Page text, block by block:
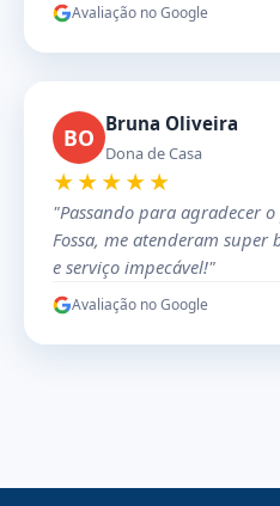
Avaliação no Google
BO Bruna Oliveira
Dona de Casa
★★★★★
"Passando para agradecer
Fossa, me atenderam super
e serviço impecável!"
Avaliação no Google